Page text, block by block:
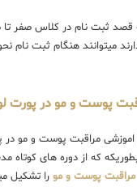
قصد ثبت نام در کلاس صفر
میتوانند هنگام ثبت نام
پوست و مو در پورت
اموزشی مراقبت پوست و مو
که از دوره های کوتاه
پوست و مو را تشکیل